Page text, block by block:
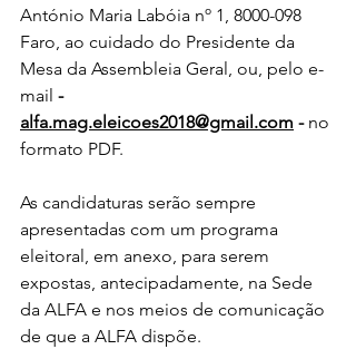
António Maria Labóia nº 1, 8000-098
Faro, ao cuidado do Presidente da
Mesa da Assembleia Geral, ou, pelo e-
mail -
alfa.mag.eleicoes2018@gmail.com - no
formato PDF.
As candidaturas serão sempre
apresentadas com um programa
eleitoral, em anexo, para serem
expostas, antecipadamente, na Sede
da ALFA e nos meios de comunicação
de que a ALFA dispõe.